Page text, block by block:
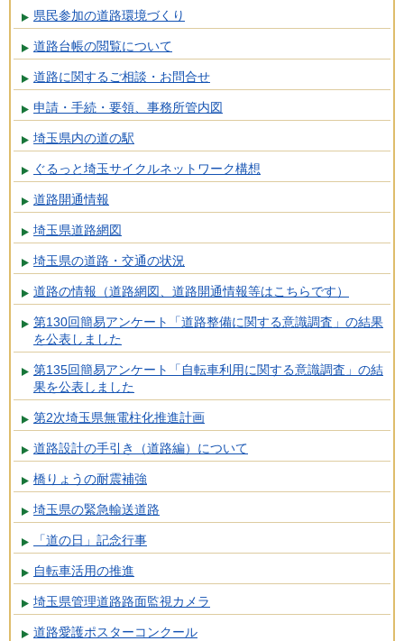
県民参加の道路環境づくり
道路台帳の閲覧について
道路に関するご相談・お問合せ
申請・手続・要領、事務所管内図
埼玉県内の道の駅
ぐるっと埼玉サイクルネットワーク構想
道路開通情報
埼玉県道路網図
埼玉県の道路・交通の状況
道路の情報（道路網図、道路開通情報等はこちらです）
第130回簡易アンケート「道路整備に関する意識調査」の結果
を公表しました
第135回簡易アンケート「自転車利用に関する意識調査」の結
果を公表しました
第2次埼玉県無電柱化推進計画
道路設計の手引き（道路編）について
橋りょうの耐震補強
埼玉県の緊急輸送道路
「道の日」記念行事
自転車活用の推進
埼玉県管理道路路面監視カメラ
道路愛護ポスターコンクール